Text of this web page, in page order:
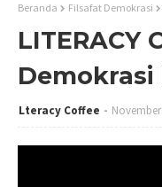
Beranda Filsafat Demokrasi
LITERACY
Demokrasi
Lteracy Coffee